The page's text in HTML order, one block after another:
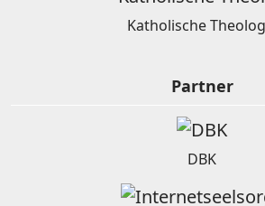
Katholische
Partner
DBK